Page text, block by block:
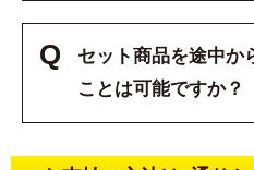
Q
セット商品を途中か
ことは可能ですか？